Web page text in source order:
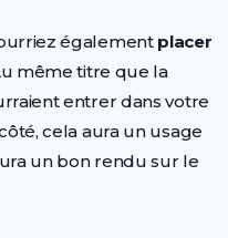
également placer
même titre que la
entrer dans votre
cela aura un usage
un bon rendu sur le